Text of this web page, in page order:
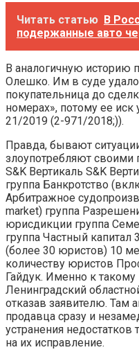
Читать статью В
подержанные авто
В аналогичную историю
Олешко. Им в суде
покупательница до
номерах», потому ее
21/2019 (2-971/2018;)).
Правда, бывают
злоупотребляют своими
S&K Вертикаль S&K
группа Банкротство
Арбитражное
market) группа
юрисдикции группа
группа Частный
(более 30 юристов) 10
количеству юристов
Гайдук. Именно к
Ленинградский
отказав заявителю. Там
продавца сразу и
устранения
на их исправление.